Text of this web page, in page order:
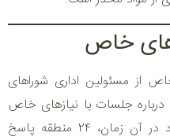
خاص
از مسئولین اداری شوراهای
درباره جلسات با نیازهای خاص
درخواست کرد. از ۵۸ منطقه موجود در آن زمان، ۲۴ منطقه پاسخ